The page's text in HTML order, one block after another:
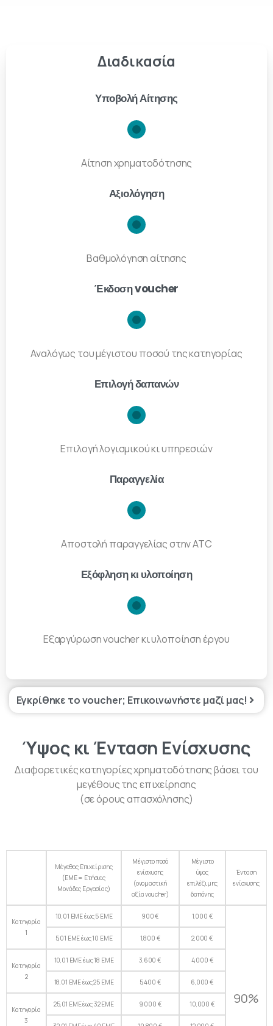
Διαδικασία
Υποβολή Αίτησης
Αίτηση χρηματοδότησης
Αξιολόγηση
Βαθμολόγηση αίτησης
Έκδοση voucher
Αναλόγως του μέγιστου ποσού της κατηγορίας
Επιλογή δαπανών
Επιλογή λογισμικού κι υπηρεσιών
Παραγγελία
Αποστολή παραγγελίας στην ATC
Εξόφληση κι υλοποίηση
Εξαργύρωση voucher κι υλοποίηση έργου
Εγκρίθηκε το voucher; Επικοινωνήστε μαζί μας!
Ύψος κι Ένταση Ενίσχυσης
Διαφορετικές κατηγορίες χρηματοδότησης βάσει του
μεγέθους της επιχείρησης
(σε όρους απασχόλησης)
Μέγεθος Επιχείρισης
(ΕΜΕ = Ετήσιες
Μονάδες Εργασίας)
Μέγιστο ποσό
ενίσχυσης
(ονομαστική
αξία voucher)
Μέγιστο
ύψος
επιλέξιμης
δαπάνης
Ένταση
ενίσχυσης
Κατηγορία
1
10,01 ΕΜΕ έως 5 ΕΜΕ 900 € 1,000 €
90%
5,01 ΕΜΕ έως 10 ΕΜΕ 1,800 € 2,000 €
Κατηγορία
2
10,01 ΕΜΕ έως 18 ΕΜΕ 3,600 € 4,000 €
18,01 ΕΜΕ έως 25 ΕΜΕ 5,400 € 6,000 €
Κατηγορία
3
25,01 ΕΜΕ έως 32 ΕΜΕ 9,000 € 10,000 €